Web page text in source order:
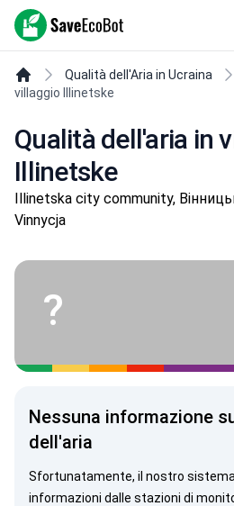
SaveEcoBot
Qualità dell'Aria in Ucraina
villaggio Illinetske
Qualità dell'aria in
Illinetske
Illinetska city community,
Vinnycja
?
Nessuna informazione
dell'aria
Sfortunatamente, il nostro
informazioni dalle stazioni di